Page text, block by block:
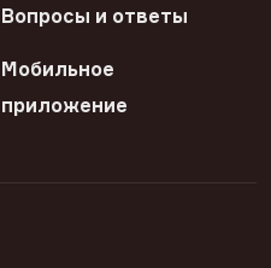
Вопросы и ответы
Мобильное
приложение